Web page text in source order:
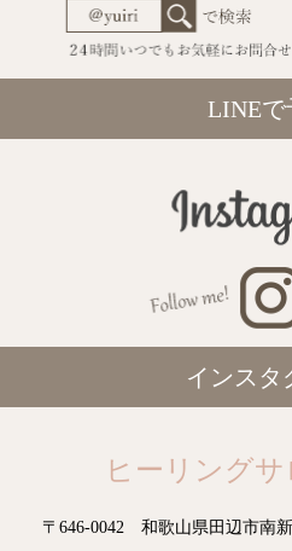
LINEで
インスタ
ヒーリング
〒646-0042 和歌山県田辺市南